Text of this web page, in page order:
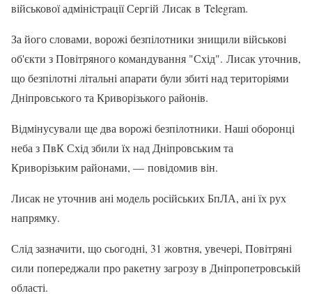
військової адміністрації Сергій Лисак в Telegram.
За його словами, ворожі безпілотники знищили військові
об'єкти з Повітряного командування "Схід". Лисак уточнив,
що безпілотні літальні апарати були збиті над територіями
Дніпровського та Криворізького районів.
Відмінусували ще два ворожі безпілотники. Наші оборонці
неба з ПвК Схід збили їх над Дніпровським та
Криворізьким районами, — повідомив він.
Лисак не уточнив ані модель російських БпЛА, ані їх рух
напрямку.
Слід зазначити, що сьогодні, 31 жовтня, увечері, Повітряні
сили попереджали про ракетну загрозу в Дніпропетровській
області.